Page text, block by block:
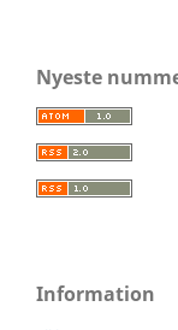
Nyeste
Information